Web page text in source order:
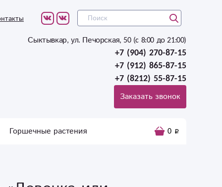
Сыктывкар, ул. Печорская, 50 (c 8:00 до 21:00)
+7 (904) 270-87-15
+7 (912) 865-87-15
+7 (8212) 55-87-15
Заказать звонок
Горшечные растения 0